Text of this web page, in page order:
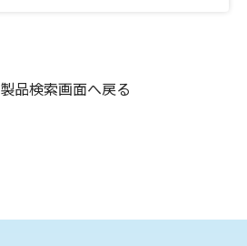
製品検索画面へ戻る